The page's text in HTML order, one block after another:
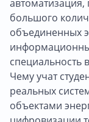
большого
объединенных
специальность
Чему учат
реальных
объектами